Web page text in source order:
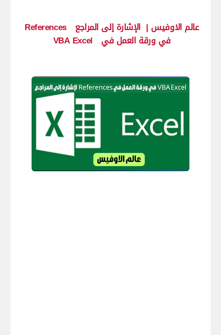
عالم الاوفيس | الإشارة إلى المراجع References
في ورقة العمل في VBA Excel